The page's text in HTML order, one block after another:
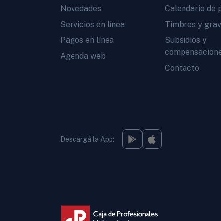
Novedades
Servicios en línea
Pagos en línea
Agenda web
Calendario de
Timbres y
Subsidios y
Contacto
Descargá la App: